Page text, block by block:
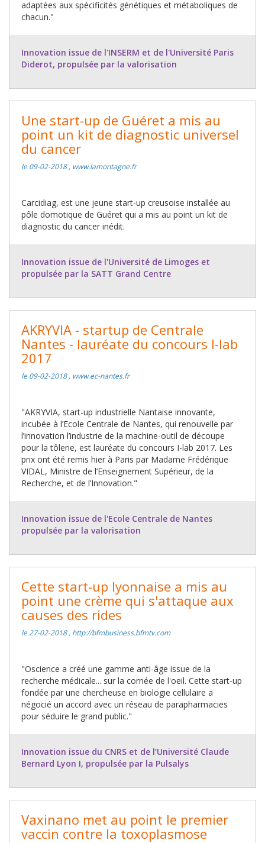
adaptées aux spécificités génétiques et métaboliques de
chacun."
Innovation issue de l'INSERM et de l'Université Paris
Diderot, propulsée par la valorisation
Une start-up de Guéret a mis au
point un kit de diagnostic universel
du cancer
le 09-02-2018 , www.lamontagne.fr
Carcidiag, est une jeune start-up creusoise installée au
pôle domotique de Guéret qui a mis au point un kit de
diagnostic du cancer inédit.
Innovation issue de l'Université de Limoges et
propulsée par la SATT Grand Centre
AKRYVIA - startup de Centrale
Nantes - lauréate du concours I-lab
2017
le 09-02-2018 , www.ec-nantes.fr
"AKRYVIA, start-up industrielle Nantaise innovante,
incubée à l’Ecole Centrale de Nantes, qui renouvelle par
l’innovation l’industrie de la machine-outil de découpe
pour la tôlerie, est lauréate du concours I-lab 2017. Les
prix ont été remis hier à Paris par Madame Frédérique
VIDAL, Ministre de l’Enseignement Supérieur, de la
Recherche, et de l’Innovation."
Innovation issue de l'Ecole Centrale de Nantes
propulsée par la valorisation
Cette start-up lyonnaise a mis au
point une crème qui s'attaque aux
causes des rides
le 27-02-2018 , http://bfmbusiness.bfmtv.com
"Oscience a créé une gamme anti-âge issue de la
recherche médicale... sur la cornée de l'oeil. Cette start-up
fondée par une chercheuse en biologie cellulaire a
négocié un accord avec un réseau de parapharmacies
pour séduire le grand public."
Innovation issue du CNRS et de l’Université Claude
Bernard Lyon I, propulsée par la Pulsalys
Vaxinano met au point le premier
vaccin contre la toxoplasmose